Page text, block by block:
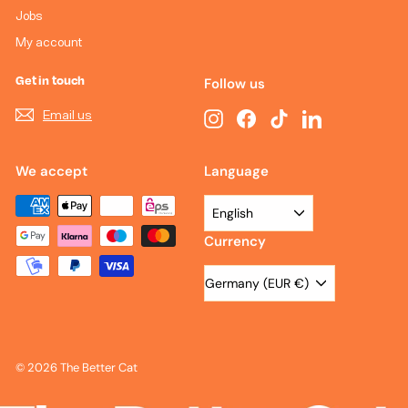
Jobs
My account
Get in touch
Email us
Follow us
InstagramFacebookTikTokLinkedIn
We accept Language
English
Currency
Germany (EUR €)
© 2026 The Better Cat